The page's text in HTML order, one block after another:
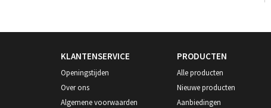
KLANTENSERVICE
Openingstijden
Over ons
Algemene voorwaarden
PRODUCTEN
Alle producten
Nieuwe producten
Aanbiedingen